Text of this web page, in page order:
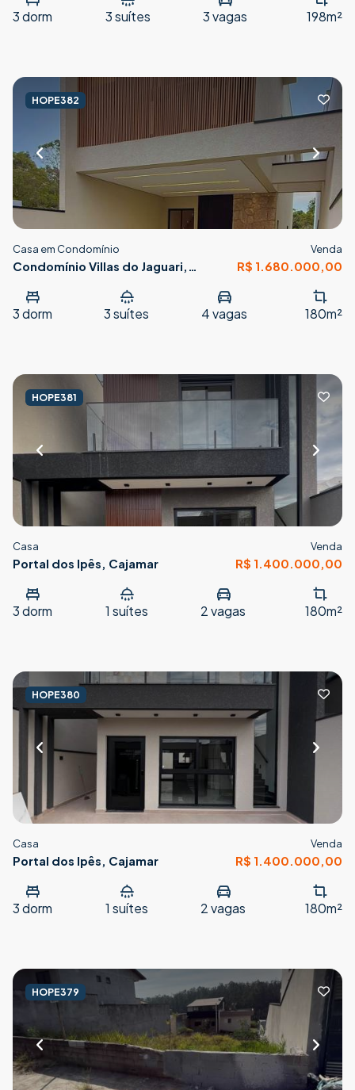
3dorm 3suítes 3 vagas 198m²
HOPE382
Casa em Condomínio
Condomínio Villas do Jaguari,
Venda
R$ 1.680.000,00
3dorm 3 suítes 4vagas 180m²
HOPE381
Casa
Portal dos Ipês, Cajamar
Venda
R$ 1.400.000,00
3dorm 1 suítes 2 vagas 180m²
HOPE380
Casa
Portal dos Ipês, Cajamar
Venda
R$ 1.400.000,00
3dorm 1 suítes 2 vagas 180m²
HOPE379